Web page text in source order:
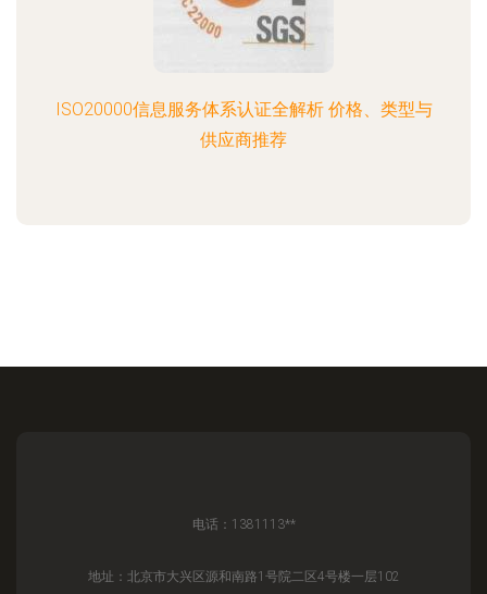
ISO20000信息服务体系认证全解析 价格、类型与
供应商推荐
电话：1381113**
地址：北京市大兴区源和南路1号院二区4号楼一层102